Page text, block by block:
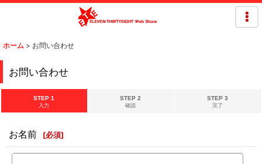
ホーム > お問い合わせ
お問い合わせ
STEP 1
入力
STEP 2
確認
STEP 3
完了
お名前 [必須]